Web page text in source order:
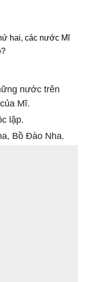
hai, các nước Mĩ
nước trên
Mĩ.
lập.
Bồ Đào Nha.